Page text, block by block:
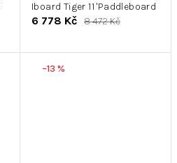
Iboard Tiger 11 'Paddleboard
6 778 Kč 8 472 Kč
–13 %